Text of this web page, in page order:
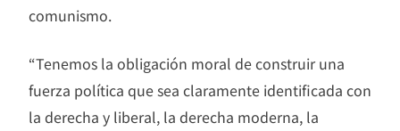
comunismo.
“Tenemos la obligación moral de construir una
fuerza política que sea claramente identificada con
la derecha y liberal, la derecha moderna, la